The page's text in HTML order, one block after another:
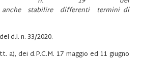
stabilire differenti termini di
d.l. n. 33/2020.
a), dei d.P.C.M. 17 maggio ed 11 giugno